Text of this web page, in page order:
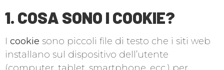
1. COSA SONO I COOKIE?
I cookie sono piccoli file di testo che i siti web
installano sul dispositivo dell’utente